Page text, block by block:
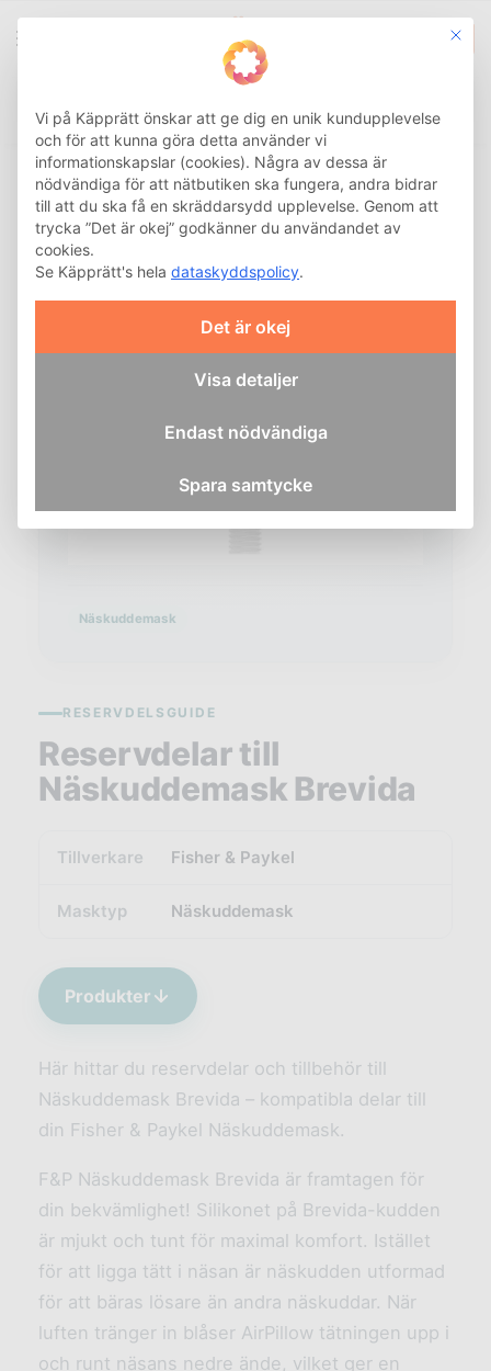
0
Hem›CPAP Reservdelsguide›Näskuddemask Brevida
Näskuddemask
RESERVDELSGUIDE
Reservdelar till
Näskuddemask Brevida
Tillverkare Fisher & Paykel
Masktyp Näskuddemask
Produkter
Här hittar du reservdelar och tillbehör till
Näskuddemask Brevida – kompatibla delar till
din Fisher & Paykel Näskuddemask.
F&P Näskuddemask Brevida är framtagen för
din bekvämlighet! Silikonet på Brevida-kudden
är mjukt och tunt för maximal komfort. Istället
för att ligga tätt i näsan är näskudden utformad
för att bäras lösare än andra näskuddar. När
luften tränger in blåser AirPillow tätningen upp i
och runt näsans nedre ände, vilket ger en
This
Vi på Käpprätt önskar att ge dig en unik kundupplevelse
och för att kunna göra detta använder vi
informationskapslar (cookies). Några av dessa är
nödvändiga för att nätbutiken ska fungera, andra bidrar
till att du ska få en skräddarsydd upplevelse. Genom att
trycka ”Det är okej” godkänner du användandet av
cookies.
Se Käpprätt's hela dataskyddspolicy.
Det är okej
Visa detaljer
Endast nödvändiga
Spara samtycke